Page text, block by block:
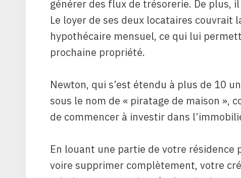
générer des flux de trésorerie. De plus,
Le loyer de ses deux locataires couvrait
hypothécaire mensuel, ce qui lui
prochaine propriété.
Newton, qui s’est étendu à plus de 10
sous le nom de « piratage de maison »,
de commencer à investir dans
En louant une partie de votre résidence
voire supprimer complètement, votre